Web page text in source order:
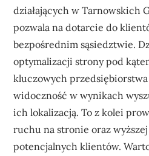
działających w Tarnowskich
pozwala na dotarcie do
bezpośrednim sąsiedztwie.
optymalizacji strony pod
kluczowych przedsiębiorstwa
widoczność w wynikach
ich lokalizacją. To z kolei
ruchu na stronie oraz
potencjalnych klientów.